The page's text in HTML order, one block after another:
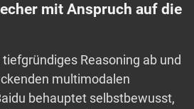
mit Anspruch auf die
Reasoning ab und
multimodalen
behauptet selbstbewusst,